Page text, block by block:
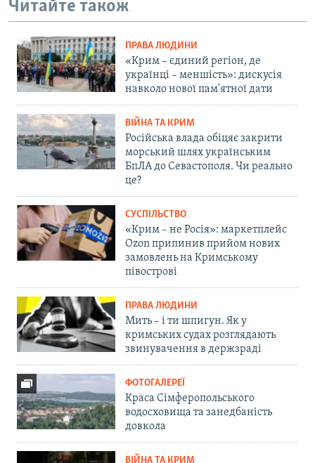
Читайте також
ПРАВА ЛЮДИНИ
«Крим – єдиний регіон, де
українці – меншість»: дискусія
навколо нової пам'ятної дати
ВІЙНА ТА КРИМ
Російська влада обіцяє закрити
морський шлях українським
БпЛА до Севастополя. Чи реально
це?
СУСПІЛЬСТВО
«Крим – не Росія»: маркетплейс
Ozon припинив прийом нових
замовлень на Кримському
півострові
ПРАВА ЛЮДИНИ
Мить – і ти шпигун. Як у
кримських судах розглядають
звинувачення в держзраді
ФОТОГАЛЕРЕЇ
Краса Сімферопольського
водосховища та занедбаність
довкола
ВІЙНА ТА КРИМ